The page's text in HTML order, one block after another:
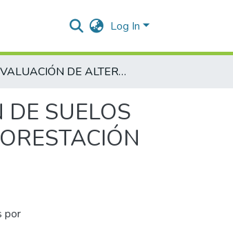
Log In
EVALUACIÓN DE ALTERNATIVAS PARA LA RECUPERACIÓN DE SUELOS DEGRADADOS A TRAVÉS DE ENMIENDA ORGÁNICA Y REFORESTACIÓN EN LA FINCA LA BENDICIÓN-GUAMAL BAJO, CESAR
SUELOS
por